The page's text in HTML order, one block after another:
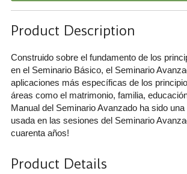
Product Description
Construido sobre el fundamento de los
en el Seminario Básico, el Seminario
aplicaciones más específicas de los
áreas como el matrimonio, familia,
Manual del Seminario Avanzado ha sido
usada en las sesiones del Seminario
cuarenta años!
Product Details